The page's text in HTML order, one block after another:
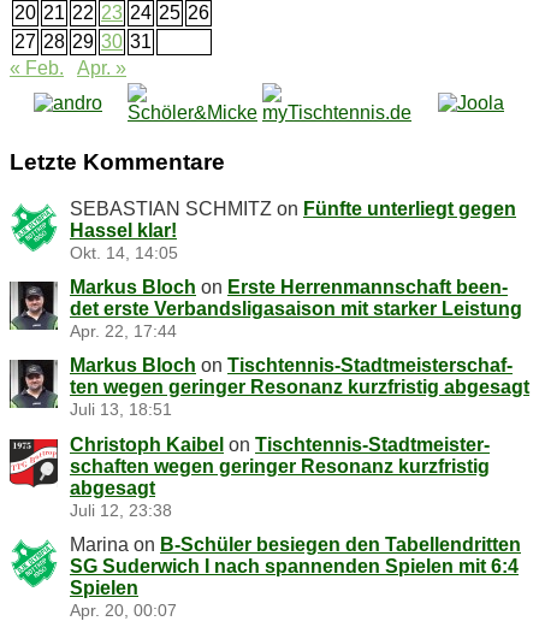
20 21 22 23 24 25 26
27 28 29 30 31
« Feb.
Apr. »
Letz­te Kommentare
SEBASTIAN SCHMITZ on Fünf­te un­ter­liegt ge­gen
Has­sel klar!
Okt. 14, 14:05
Markus Bloch on Ers­te Her­ren­mann­schaft be­en­
det ers­te Ver­bands­li­ga­sai­son mit star­ker Leistung
Apr. 22, 17:44
Markus Bloch on Tisch­ten­nis-Stadt­meis­ter­schaf­
ten we­gen ge­rin­ger Re­so­nanz kurz­fris­tig abgesagt
Juli 13, 18:51
Christoph Kaibel on Tisch­ten­nis-Stadt­meis­ter­
schaf­ten we­gen ge­rin­ger Re­so­nanz kurz­fris­tig
abgesagt
Juli 12, 23:38
Marina on B‑Schüler be­sie­gen den Ta­bel­len­drit­ten
SG Su­der­wich I nach span­nen­den Spie­len mit 6:4
Spielen
Apr. 20, 00:07